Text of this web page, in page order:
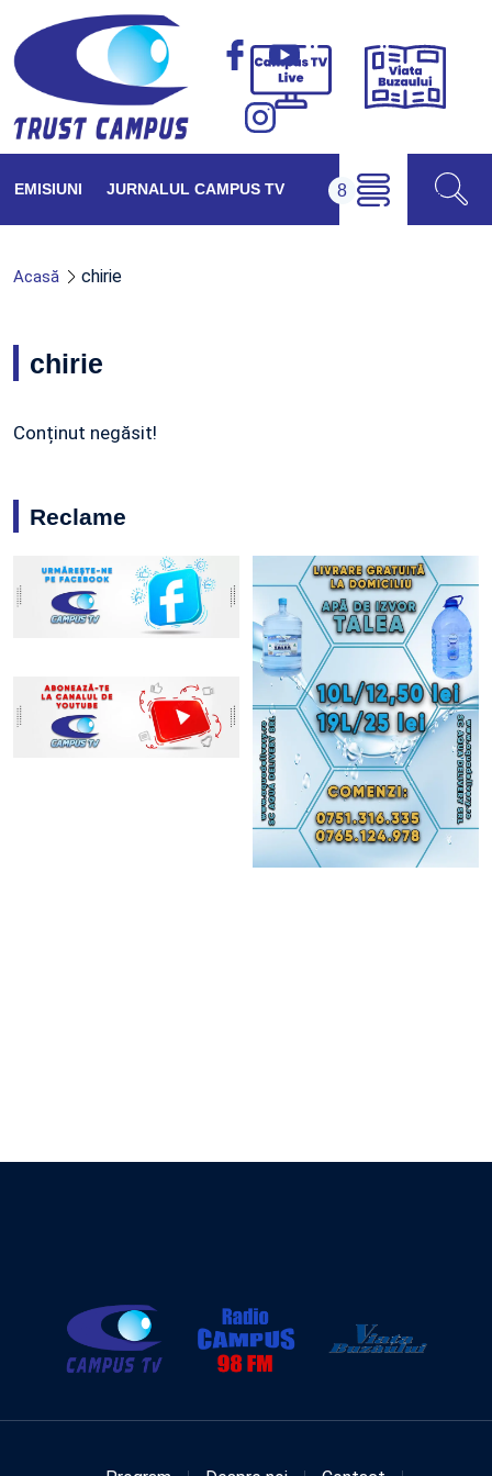
Campus
Viața
EMISIUNI JURNALUL CAMPUS TV
Acasă chirie
chirie
Conținut negăsit!
Reclame